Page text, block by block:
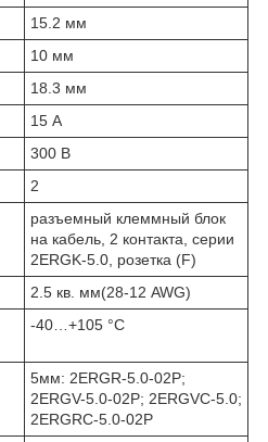
15.2 мм
10 мм
18.3 мм
15 А
300 В
2
разъемный клеммный блок
на кабель, 2 контакта, серии
2ERGK-5.0, розетка (F)
2.5 кв. мм(28-12 AWG)
-40…+105 °С
5мм: 2ERGR-5.0-02P;
2ERGV-5.0-02P; 2ERGVC-5.0;
2ERGRC-5.0-02P